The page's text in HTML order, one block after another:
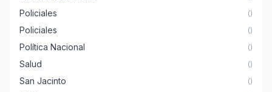
Policiales ()
Policiales ()
Política Nacional ()
Salud ()
San Jacinto ()